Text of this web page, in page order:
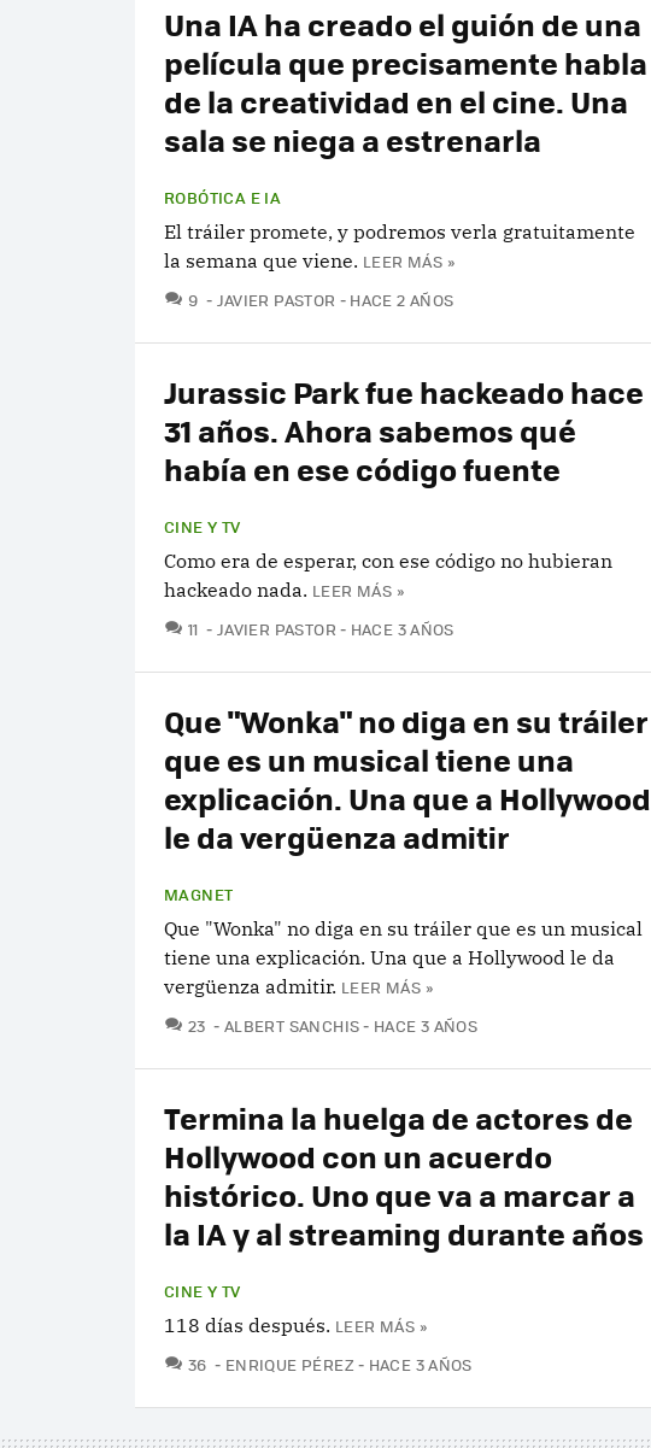
Una IA ha creado el guión de una
película que precisamente habla
de la creatividad en el cine. Una
sala se niega a estrenarla
ROBÓTICA E IA
El tráiler promete, y podremos verla gratuitamente
la semana que viene. LEER MÁS »
9 COMENTARIOS
JAVIER PASTOR HACE 2 AÑOS
Jurassic Park fue hackeado hace
31 años. Ahora sabemos qué
había en ese código fuente
CINE Y TV
Como era de esperar, con ese código no hubieran
hackeado nada. LEER MÁS »
11 COMENTARIOS
JAVIER PASTOR HACE 3 AÑOS
Que "Wonka" no diga en su tráiler
que es un musical tiene una
explicación. Una que a Hollywood
le da vergüenza admitir
MAGNET
Que "Wonka" no diga en su tráiler que es un musical
tiene una explicación. Una que a Hollywood le da
vergüenza admitir. LEER MÁS »
23 COMENTARIOS
ALBERT SANCHIS HACE 3 AÑOS
Termina la huelga de actores de
Hollywood con un acuerdo
histórico. Uno que va a marcar a
la IA y al streaming durante años
CINE Y TV
118 días después. LEER MÁS »
36 COMENTARIOS
ENRIQUE PÉREZ HACE 3 AÑOS